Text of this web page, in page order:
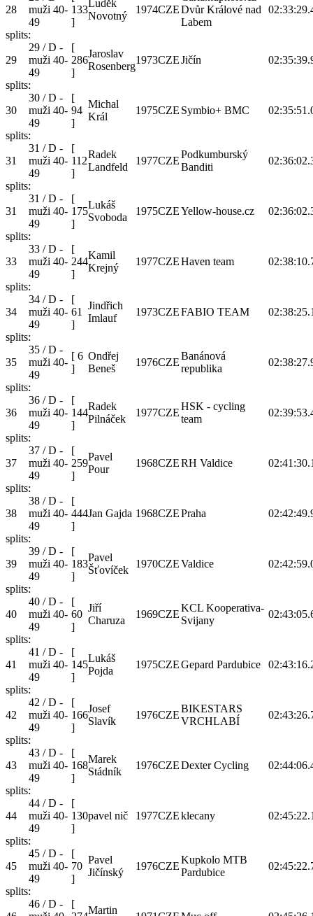
28
muži 40-
49
133
]
Luděk
Novotný
1974CZEDvůr Králové nad
Labem
splits:
29
29 / D -
muži 40-
49
[
286
]
Jaroslav
Rosenberg
1973CZEJičín
splits:
30
30 / D -
muži 40-
49
[
94
]
Michal
Král
1975CZE Symbio+ BMC
splits:
31
31 / D -
muži 40-
49
[
112
]
Radek
Landfeld
1977CZE
Podkumburský
Banditi
splits:
31
31 / D -
muži 40-
49
[
175
]
Lukáš
Svoboda
1975CZEYellow-house.cz
splits:
33
33 / D -
muži 40-
49
[
244
]
Kamil
Krejný
1977CZEHaven team
splits:
34
34 / D -
muži 40-
49
[
61
]
Jindřich
Imlauf
1973CZEFABIO TEAM
splits:
35
35 / D -
muži 40-
49
[ 6
]
Ondřej
Beneš
1976CZE
Banánová
republika
splits:
36
36 / D -
muži 40-
49
[
144
]
Radek
Pilnáček
1977CZE
HSK - cycling
team
splits:
37
37 / D -
muži 40-
49
[
259
]
Pavel
Pour
1968CZERH Valdice
splits:
38
38 / D -
muži 40-
49
[
444
]
Jan Gajda 1968CZEPraha
splits:
39
39 / D -
muži 40-
49
[
183
]
Pavel
Šťovíček
1970CZEValdice
splits:
40
40 / D -
muži 40-
49
[
60
]
Jiří
Charuza
1969CZE
KCL Kooperativa-
Svijany
splits:
41
41 / D -
muži 40-
49
[
145
]
Lukáš
Pojda
1975CZEGepard Pardubice
splits:
42
42 / D -
muži 40-
49
[
166
]
Josef
Slavík
1976CZE
BIKESTARS
VRCHLABÍ
splits:
43
43 / D -
muži 40-
49
[
168
]
Marek
Stádník
1976CZEDexter Cycling
splits:
44
44 / D -
muži 40-
49
[
130
]
pavel nič 1977CZEklecany
splits:
45
45 / D -
muži 40-
49
[
70
]
Pavel
Jičínský
1976CZE
Kupkolo MTB
Pardubice
splits:
46 / D -
[
Martin